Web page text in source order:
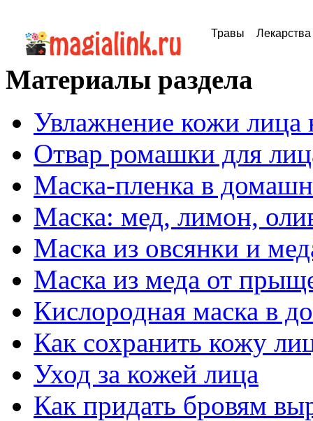
Травы Лекарства
Материалы раздела
Увлажнение кожи лица
Отвар ромашки для
Маска-пленка в
Маска: мед, лимон,
Маска из овсянки и
Маска из меда от
Кислородная маска в
Как сохранить кожу
Уход за кожей лица
Как придать бровям